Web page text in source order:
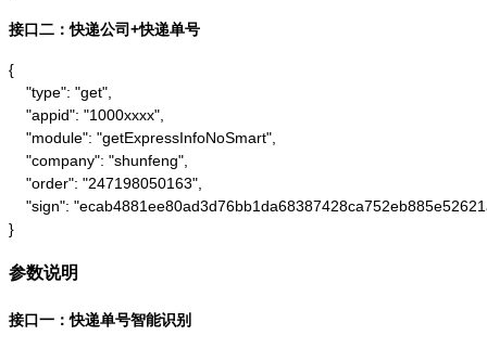
接口二：快递公司+快递单号
{
    "type": "get",
    "appid": "1000xxxx",
    "module": "getExpressInfoNoSmart",
    "company": "shunfeng",
    "order": "247198050163",
"sign":
}
参数说明
接口一：快递单号智能识别